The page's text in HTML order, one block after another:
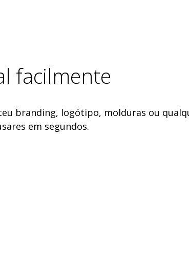
facilmente
branding, logótipo, molduras ou
em segundos.